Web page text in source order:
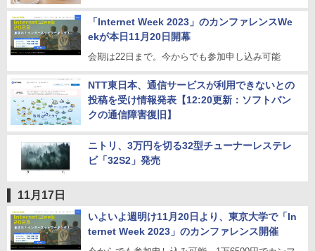
「Internet Week 2023」のカンファレンスWe
ekが本日11月20日開幕
会期は22日まで。今からでも参加申し込み可能
NTT東日本、通信サービスが利用できないとの
投稿を受け情報発表【12:20更新：ソフトバン
クの通信障害復旧】
ニトリ、3万円を切る32型チューナーレステレ
ビ「32S2」発売
11月17日
いよいよ週明け11月20日より、東京大学で「In
ternet Week 2023」のカンファレンス開催